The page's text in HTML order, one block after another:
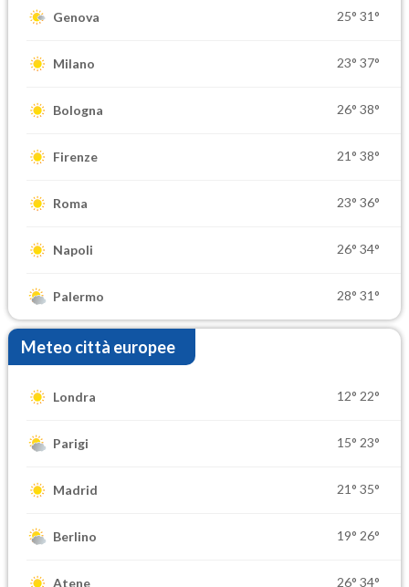
Genova 25° 31°
Milano 23° 37°
Bologna 26° 38°
Firenze 21° 38°
Roma 23° 36°
Napoli 26° 34°
Palermo 28° 31°
Meteo città europee
Londra 12° 22°
Parigi 15° 23°
Madrid 21° 35°
Berlino 19° 26°
Atene 26° 34°